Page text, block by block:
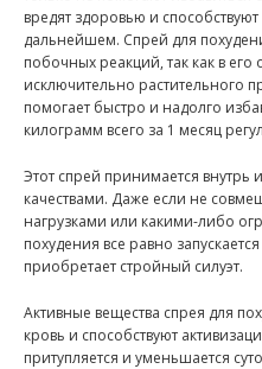
вредят здоровью и
дальнейшем. Спрей для
побочных реакций, так как в
исключительно растительного
помогает быстро и надолго
килограмм всего за 1 месяц
Этот спрей принимается
качествами. Даже если не
нагрузками или какими-либо
похудения все равно
приобретает стройный силуэт.
Активные вещества спрея для
кровь и способствуют
притупляется и уменьшается